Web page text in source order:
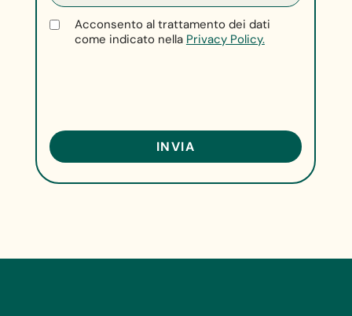
Acconsento al trattamento dei dati
come indicato nella Privacy Policy.